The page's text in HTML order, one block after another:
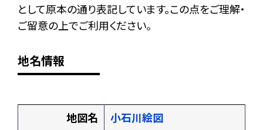
として原本の通り表記しています。この点をご理解・
ご留意の上でご利用ください。
地名情報
地図名
小石川絵図